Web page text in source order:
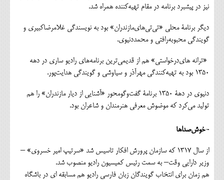
نیز در پیشبرد برنامه در مقام تهیه‌کننده همراه شد.
دیگر برنامۀ محلی «تی‌تی‌های‌مازندران» بود به نویسندگی غلامرضاکبیری و
گویندگی محبوبه‌رافتی و محمددنیوی.
«ترانه های‌درخواستی» هم از قدیمی‌ترین برنامه‌های رادیو ساری در دهه
1350 بود به تهیه‌کنندگی مهرآذر و سیاوشی و گویندگی هدایت‌پور.
دنیوی در دهۀ 1350 برنامۀ گفت‌وگومحور «آشنایی از دیار مازندران» را هم
تولید می‌کرد که موضوش معرفی هنرمندان و شاعران بود.
-خوش‌صداها
از سال 1317 که سازمان پرورش افکار تاسیس شد «سرتیپ امیر خسروی» –
وزیر دارایی وقت– به سمت رئیس کمیسیون رادیو منصوب شد.
هم زمان برای انتخاب گویندگان زبان فارسی رادیو هم مسابقه ای در باشگاه